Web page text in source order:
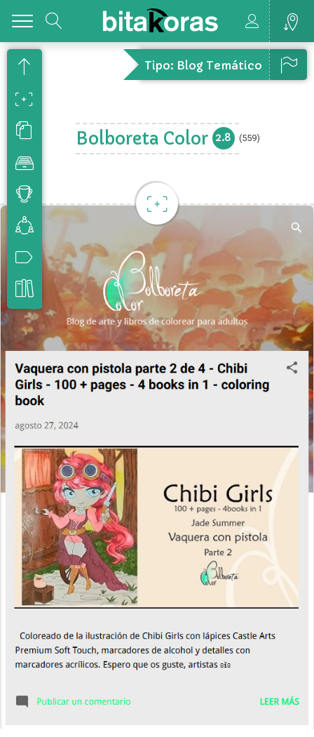
Tipo: Blog Temático
Bolboreta Color 2.8 (559)